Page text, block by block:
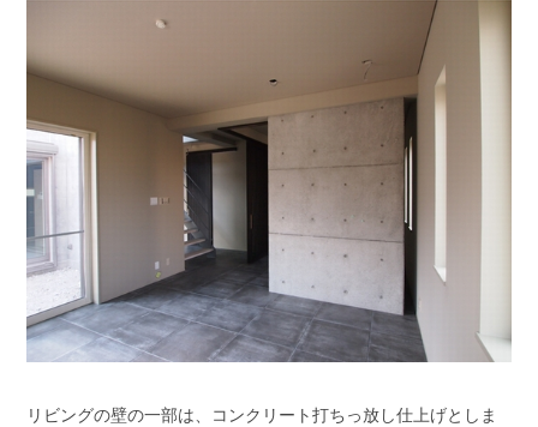
リビングの壁の一部は、コンクリート打ちっ放し仕上げとしま